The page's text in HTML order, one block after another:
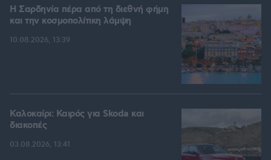
Η Σαρδηνία πέρα από τη διεθνή φήμη
και την κοσμοπολίτικη λάμψη
10.08.2026, 13:39
Καλοκαίρι: Καιρός για Skoda και
διακοπές
03.08.2026, 13:41